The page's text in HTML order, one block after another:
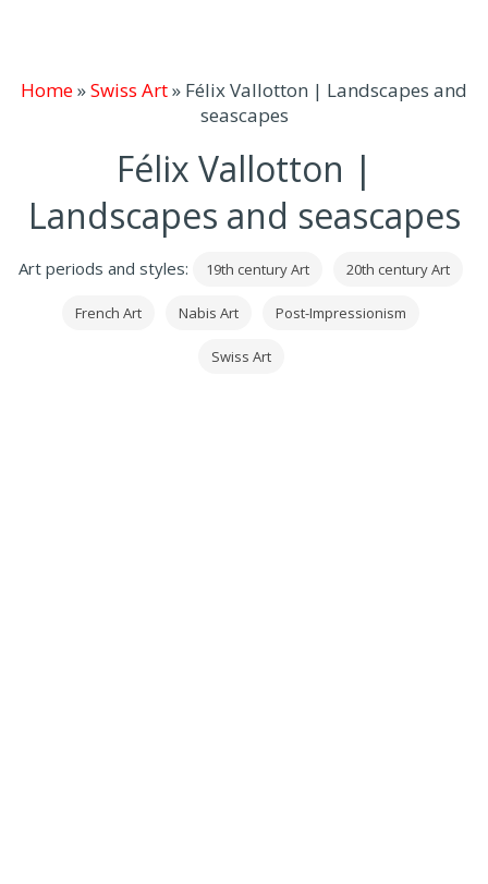
Home»Swiss Art» Félix Vallotton | Landscapes and
seascapes
Félix Vallotton |
Landscapes and seascapes
Art periods and styles: 19th century Art 20th century Art
French Art Nabis Art Post-Impressionism
Swiss Art